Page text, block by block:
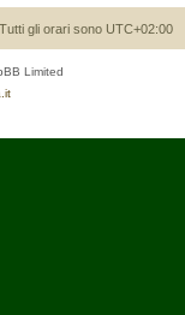
Tutti gli orari sono UTC+02:00
Limited